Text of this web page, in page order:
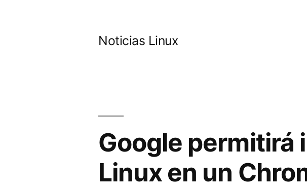
Noticias Linux
Google permitirá
Linux en un